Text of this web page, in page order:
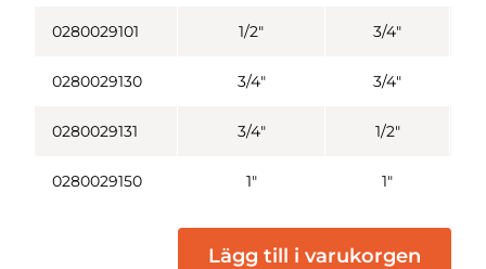
0280029101 1/2" 3/4"
0280029130 3/4" 3/4"
0280029131 3/4" 1/2"
0280029150 1" 1"
Lägg till i varukorgen